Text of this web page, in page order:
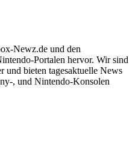
Newz.de und den
Portalen hervor. Wir sind
und bieten tagesaktuelle News
, und Nintendo-Konsolen